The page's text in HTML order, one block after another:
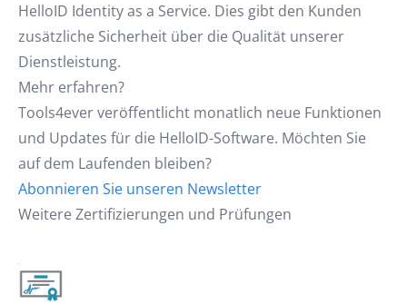
HelloID Identity as a Service. Dies gibt den Kunden
zusätzliche Sicherheit über die Qualität unserer
Dienstleistung.
Mehr erfahren?
Tools4ever veröffentlicht monatlich neue Funktionen
und Updates für die HelloID-Software. Möchten Sie
auf dem Laufenden bleiben?
Abonnieren Sie unseren Newsletter
Weitere Zertifizierungen und Prüfungen